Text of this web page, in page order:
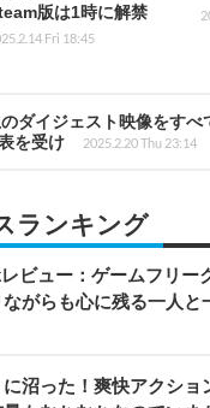
版は1時に解禁
Fri 18:45
ダイジェスト映像をす
を受け
2025.2.20 Thu 23:14
ランキング
ビュー：ゲームフリ
がらも心に残る一人と
に沼った！爽快アクシ